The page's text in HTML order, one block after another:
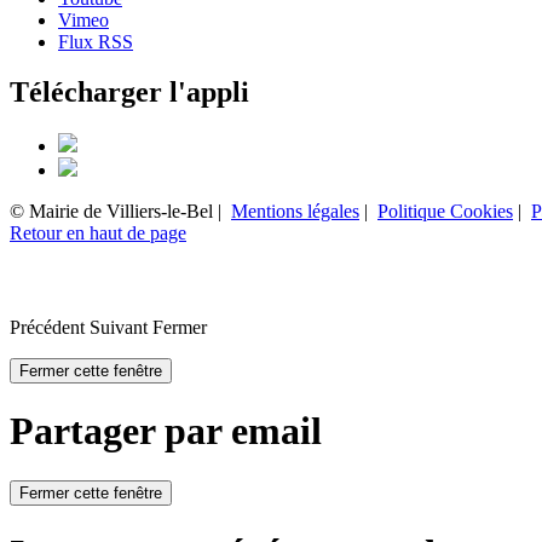
Vimeo
Flux RSS
Télécharger l'appli
© Mairie de Villiers-le-Bel | Mentions légales | Politique Cookies |
Retour en haut de page
Précédent Suivant Fermer
Fermer cette fenêtre
Partager par email
Fermer cette fenêtre